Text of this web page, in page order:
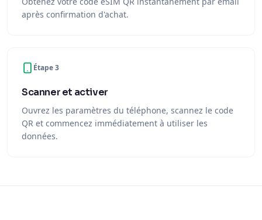
après confirmation d'achat.
Étape 3
Scanner et activer
Ouvrez les paramètres du téléphone, scannez le code
QR et commencez immédiatement à utiliser les
données.